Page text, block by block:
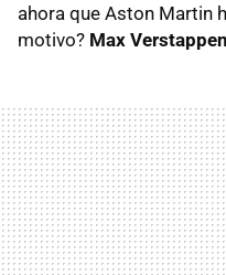
ahora que Aston Martin
motivo? Max